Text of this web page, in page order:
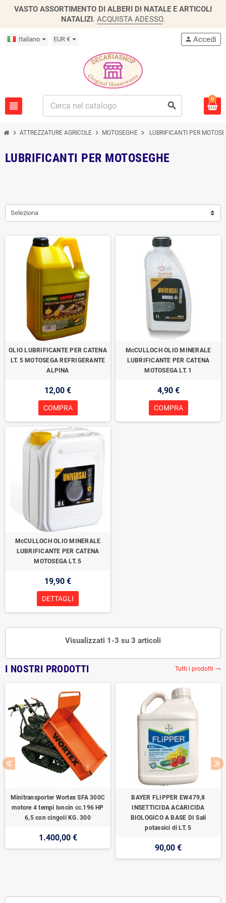
VASTO ASSORTIMENTO DI ALBERI DI NATALE E ARTICOLI
NATALIZI. ACQUISTA ADESSO.
Italiano EUR €
view_headline search
person Accedi
0
chevron_right ATTREZZATURE AGRICOLE chevron_right MOTOSEGHE chevron_right LUBRIFICANTI PER
LUBRIFICANTI PER MOTOSEGHE
Seleziona
OLIO LUBRIFICANTE PER CATENA
LT. 5 MOTOSEGA REFRIGERANTE
ALPINA
12,00 €
COMPRA
McCULLOCH OLIO MINERALE
LUBRIFICANTE PER CATENA
MOTOSEGA LT. 1
4,90 €
COMPRA
McCULLOCH OLIO MINERALE
LUBRIFICANTE PER CATENA
MOTOSEGA LT. 5
19,90 €
DETTAGLI
Visualizzati 1-3 su 3 articoli
I NOSTRI PRODOTTI Tutti i prodotti trending_flat
Minitransporter Wortex SFA 300C
motore 4 tempi loncin cc.196 HP
6,5 con cingoli KG. 300
1.400,00 €
BAYER FLIPPER EW479,8
INSETTICIDA ACARICIDA
BIOLOGICO A BASE DI Sali
potassici di LT. 5
90,00 €